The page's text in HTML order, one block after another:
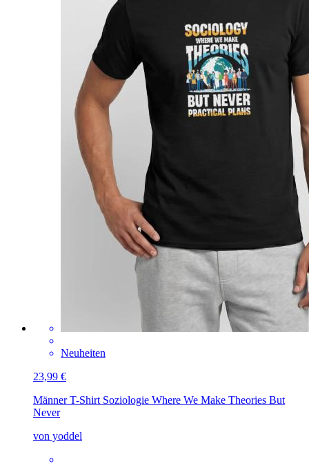
Neuheiten
23,99 €
Männer T-Shirt Soziologie Where We Make Theories But
Never
von yoddel